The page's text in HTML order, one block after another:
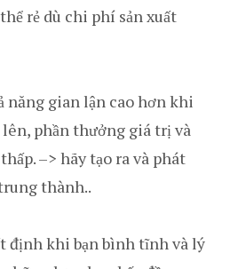
rẻ dù chi phí sản xuất
năng gian lận cao hơn khi
phần thưởng giá trị và
–> hãy tạo ra và phát
thành..
định khi bạn bình tĩnh và lý